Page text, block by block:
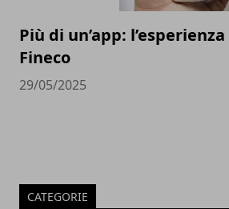
Più di un’app:
Fineco
29/05/2025
CATEGORIE